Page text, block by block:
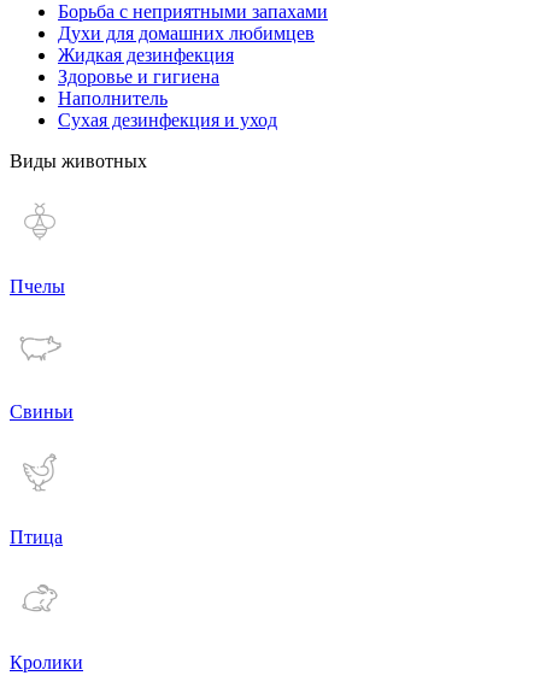
Борьба с неприятными запахами
Духи для домашних любимцев
Жидкая дезинфекция
Здоровье и гигиена
Наполнитель
Сухая дезинфекция и уход
Виды животных
Пчелы
Свиньи
Птица
Кролики